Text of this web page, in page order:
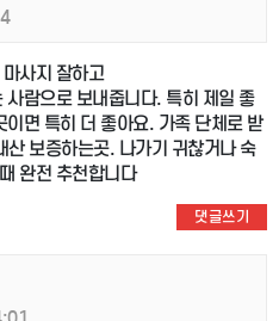
사지 잘하고
람으로 보내줍니다. 특히 제일 좋
면 특히 더 좋아요. 가족 단체로 받
보증하는곳. 나가기 귀찮거나 숙
완전 추천합니다
댓글쓰기